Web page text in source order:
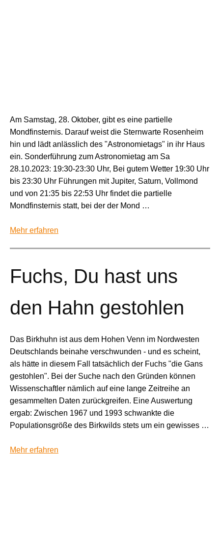
Am Samstag, 28. Oktober, gibt es eine partielle
Mondfinsternis. Darauf weist die Sternwarte Rosenheim
hin und lädt anlässlich des "Astronomietags" in ihr Haus
ein. Sonderführung zum Astronomietag am Sa
28.10.2023: 19:30-23:30 Uhr, Bei gutem Wetter 19:30 Uhr
bis 23:30 Uhr Führungen mit Jupiter, Saturn, Vollmond
und von 21:35 bis 22:53 Uhr findet die partielle
Mondfinsternis statt, bei der der Mond …
Mehr erfahren
Fuchs, Du hast uns
den Hahn gestohlen
Das Birkhuhn ist aus dem Hohen Venn im Nordwesten
Deutschlands beinahe verschwunden - und es scheint,
als hätte in diesem Fall tatsächlich der Fuchs "die Gans
gestohlen". Bei der Suche nach den Gründen können
Wissenschaftler nämlich auf eine lange Zeitreihe an
gesammelten Daten zurückgreifen. Eine Auswertung
ergab: Zwischen 1967 und 1993 schwankte die
Populationsgröße des Birkwilds stets um ein gewisses …
Mehr erfahren